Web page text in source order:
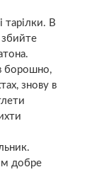
тарілки. В
борошно,
знову в
добре